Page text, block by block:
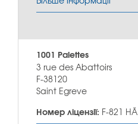
1001 Palettes
3 rue des Abattoirs
F-38120
Saint Egreve
Номер ліцензії: F-821 HÄ